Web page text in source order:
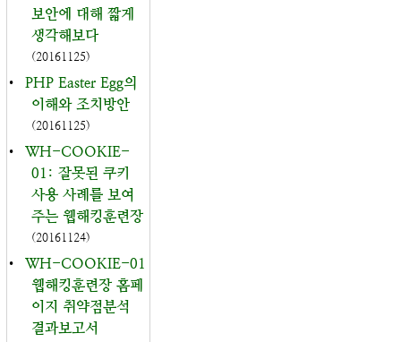
보안에 대해 짧게
생각해보다
(20161125)
•
PHP Easter Egg의
이해와 조치방안
(20161125)
•
WH-COOKIE-
01: 잘못된 쿠키
사용 사례를 보여
주는 웹해킹훈련장
(20161124)
•
WH-COOKIE-01
웹해킹훈련장 홈페
이지 취약점분석
결과보고서